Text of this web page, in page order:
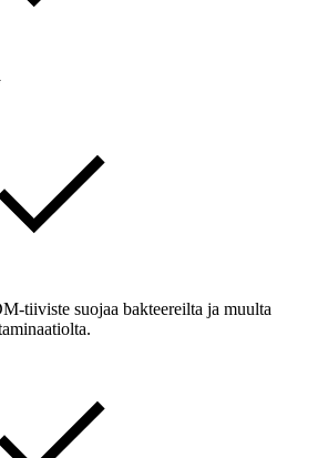
tiiviste suojaa bakteereilta ja muulta